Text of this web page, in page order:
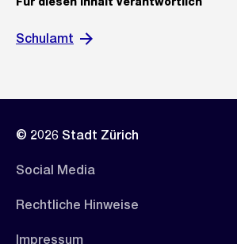
Schulamt
© 2026 Stadt Zürich
Social Media
Rechtliche Hinweise
Impressum